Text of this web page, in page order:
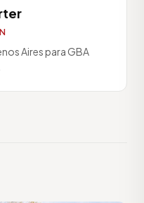
Aires para GBA